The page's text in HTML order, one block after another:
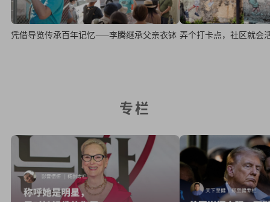
凭借导览传承百年记忆——李腾继承父亲衣钵 弄个打卡点，社区就会
专栏